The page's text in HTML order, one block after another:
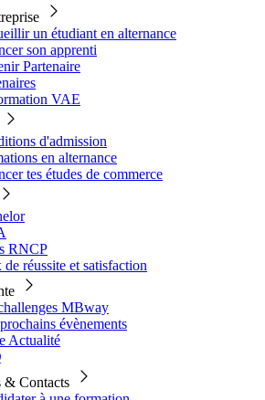
un étudiant en alternance
son apprenti
Partenaire
VAE
d'admission
en alternance
tes études de commerce
RNCP
de réussite et satisfaction
MBway
évènements
Actualité
& Contacts